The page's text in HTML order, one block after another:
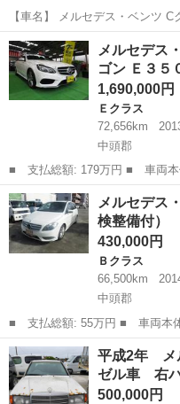
【車名】 メルセデス・ベンツ
万円 ※家族が増えて急いで販売
す！🙆‍♀️ 【車検】 車検満タン 【状態・整備】 ・O2センサー新品交換
済み...
沖縄 那覇市
メルセデス
ゴン Ｅ３５
1,690,000円
Ｅクラス
72,656km
中頭郡
■ 支払総額: 179万円 ■ 車両本体価格： 1,690,000 円 ■ メーカー
名： メルセデス・ベンツ ■
ン ■ グレード名： Ｅ３５０ブ
ギャルド３...
沖縄 中頭郡 Ｅクラス
メルセデス
検整備付）
430,000円
Ｂクラス
66,500km
中頭郡
■ 支払総額: 55万円 ■ 車両本体価格： 430,000 円 ■ メーカー
名： メルセデス・ベンツ ■
名： Ｂ１８０ ■ 排気量：
ョン：...
沖縄 中頭郡 Ｂクラス
平成2年 メ
ゼル車 右
500,000円